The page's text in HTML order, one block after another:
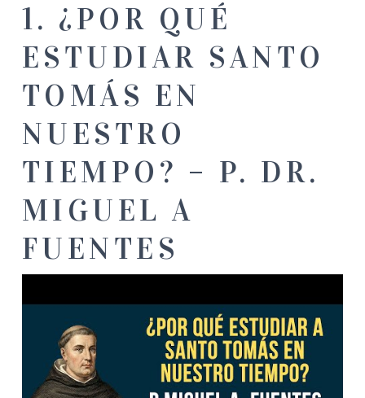
1. ¿POR QUÉ
ESTUDIAR SANTO
TOMÁS EN
NUESTRO
TIEMPO? – P. DR.
MIGUEL A
FUENTES